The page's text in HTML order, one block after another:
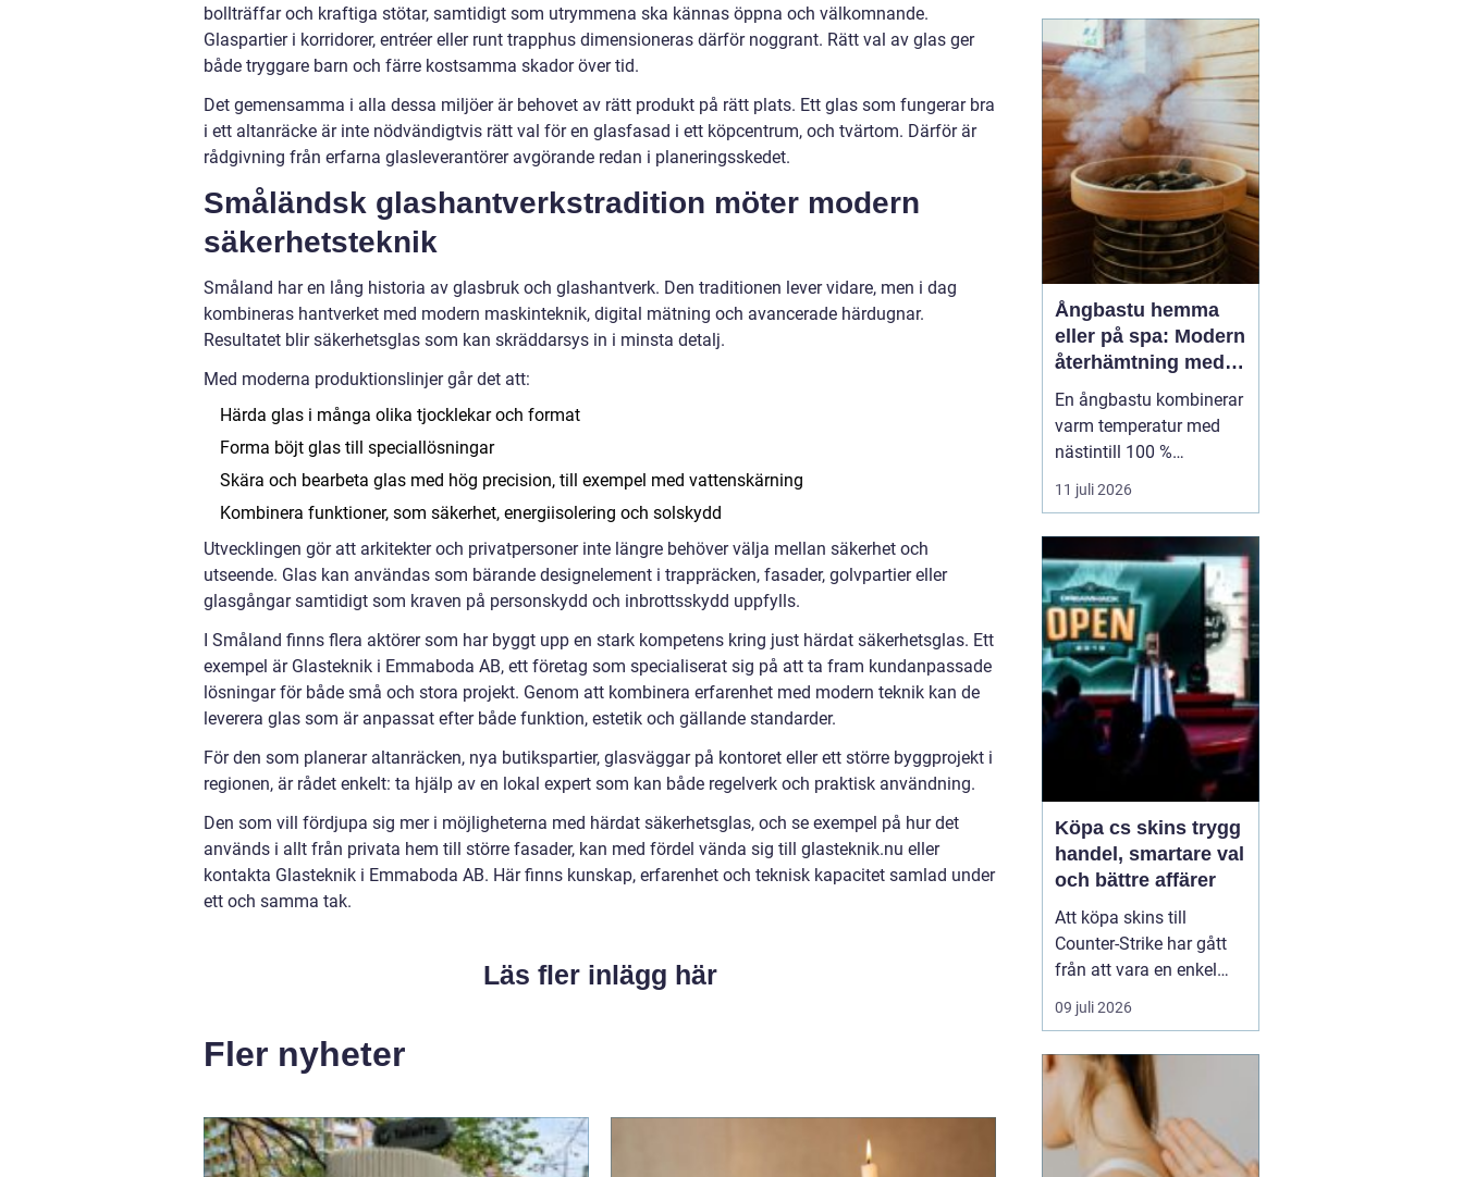
bollträffar och kraftiga stötar, samtidigt som utrymmena ska kännas öppna och välkomnande.
Glaspartier i korridorer, entréer eller runt trapphus dimensioneras därför noggrant. Rätt val av glas ger
både tryggare barn och färre kostsamma skador över tid.
Det gemensamma i alla dessa miljöer är behovet av rätt produkt på rätt plats. Ett glas som fungerar bra
i ett altanräcke är inte nödvändigtvis rätt val för en glasfasad i ett köpcentrum, och tvärtom. Därför är
rådgivning från erfarna glasleverantörer avgörande redan i planeringsskedet.
Småländsk glashantverkstradition möter modern
säkerhetsteknik
Småland har en lång historia av glasbruk och glashantverk. Den traditionen lever vidare, men i dag
kombineras hantverket med modern maskinteknik, digital mätning och avancerade härdugnar.
Resultatet blir säkerhetsglas som kan skräddarsys in i minsta detalj.
Med moderna produktionslinjer går det att:
Härda glas i många olika tjocklekar och format
Forma böjt glas till speciallösningar
Skära och bearbeta glas med hög precision, till exempel med vattenskärning
Kombinera funktioner, som säkerhet, energiisolering och solskydd
Utvecklingen gör att arkitekter och privatpersoner inte längre behöver välja mellan säkerhet och
utseende. Glas kan användas som bärande designelement i trappräcken, fasader, golvpartier eller
glasgångar samtidigt som kraven på personskydd och inbrottsskydd uppfylls.
I Småland finns flera aktörer som har byggt upp en stark kompetens kring just härdat säkerhetsglas. Ett
exempel är Glasteknik i Emmaboda AB, ett företag som specialiserat sig på att ta fram kundanpassade
lösningar för både små och stora projekt. Genom att kombinera erfarenhet med modern teknik kan de
leverera glas som är anpassat efter både funktion, estetik och gällande standarder.
För den som planerar altanräcken, nya butikspartier, glasväggar på kontoret eller ett större byggprojekt i
regionen, är rådet enkelt: ta hjälp av en lokal expert som kan både regelverk och praktisk användning.
Den som vill fördjupa sig mer i möjligheterna med härdat säkerhetsglas, och se exempel på hur det
används i allt från privata hem till större fasader, kan med fördel vända sig till glasteknik.nu eller
kontakta Glasteknik i Emmaboda AB. Här finns kunskap, erfarenhet och teknisk kapacitet samlad under
ett och samma tak.
Läs fler inlägg här
Fler nyheter
sjögrävning. Dessa
barriärer hjälper till att
minska grumling och
sp...
Ångbastu hemma
eller på spa: Modern
återhämtning med
uråldrig logik
En ångbastu kombinerar
varm temperatur med
nästintill 100 %
luftfuktighet för att
skapa en intensiv men
värmeupplevelse. Till
skillnad från en
torrbastu arbetar den
mer med fukt än extrem
värme, vilket g&o...
11 juli 2026
Köpa cs skins trygg
handel, smartare val
och bättre affärer
Att köpa skins till
Counter-Strike har gått
från att vara en enkel
hobby till att bli en egen
liten ekonomi. Värdet på
vapen kan motsvara en
mobiltelefon, och
misstag kan bli dyra.
Därför söker många
09 juli 2026